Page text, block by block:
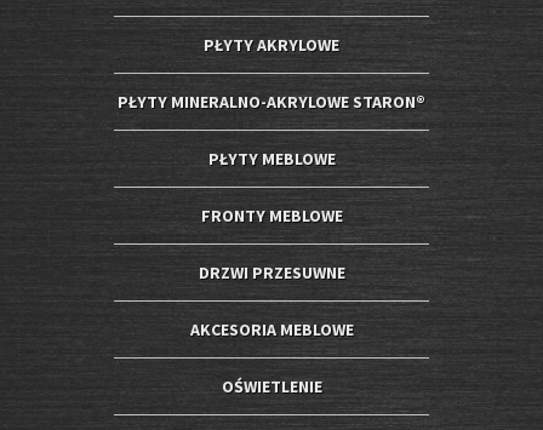
PŁYTY AKRYLOWE
PŁYTY MINERALNO-AKRYLOWE STARON®
PŁYTY MEBLOWE
FRONTY MEBLOWE
DRZWI PRZESUWNE
AKCESORIA MEBLOWE
OŚWIETLENIE